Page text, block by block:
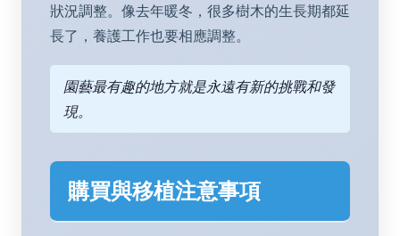
狀況調整。像去年暖冬，很多樹木的生長期都延
長了，養護工作也要相應調整。
園藝最有趣的地方就是永遠有新的挑戰和發
現。
購買與移植注意事項